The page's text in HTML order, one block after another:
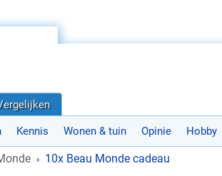
Kennis Wonen & tuin Opinie Hobby
› 10x Beau Monde cadeau